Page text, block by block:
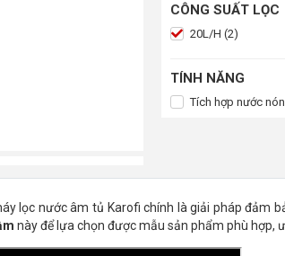
CÔNG SUẤT LỌC
20L/H (2)
TÍNH NĂNG
Tích hợp nước
lọc nước âm tủ Karofi chính là giải pháp đảm
này để lựa chọn được mẫu sản phẩm phù hợp,